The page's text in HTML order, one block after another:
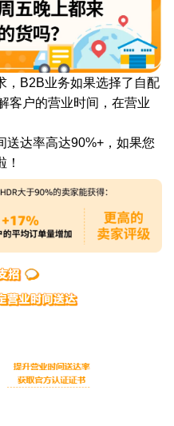
，B2B业务如果选择了自配
客户的营业时间，在营业
送达率高达90%+，如果您